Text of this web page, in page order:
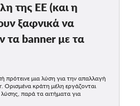
της ΕΕ (και η
ξαφνικά να
τα banner με τα
πρότεινε μια λύση για την απαλλαγή
Ορισμένα κράτη μέλη εργάζονται
παρά τα αιτήματα για